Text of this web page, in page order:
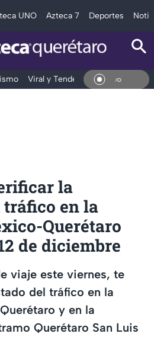
UNO Azteca 7 Deportes
Viral y Tendencia Clima En
la
en la
Querétaro
de diciembre
viaje este viernes, te
del tráfico en la
y en la
Querétaro San Luis